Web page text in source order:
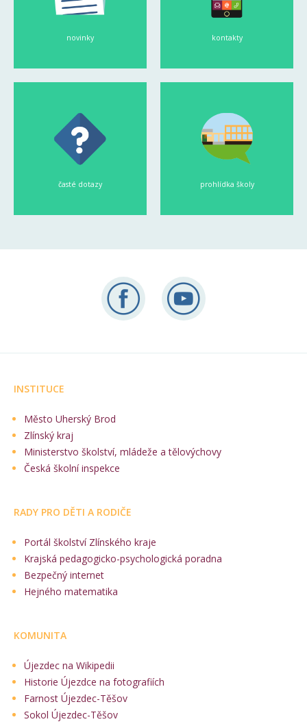
novinky kontakty
časté dotazy prohlídka školy
INSTITUCE
Město Uherský Brod
Zlínský kraj
Ministerstvo školství, mládeže a tělovýchovy
Česká školní inspekce
RADY PRO DĚTI A RODIČE
Portál školství Zlínského kraje
Krajská pedagogicko-psychologická poradna
Bezpečný internet
Hejného matematika
KOMUNITA
Újezdec na Wikipedii
Historie Újezdce na fotografiích
Farnost Újezdec-Těšov
Sokol Újezdec-Těšov